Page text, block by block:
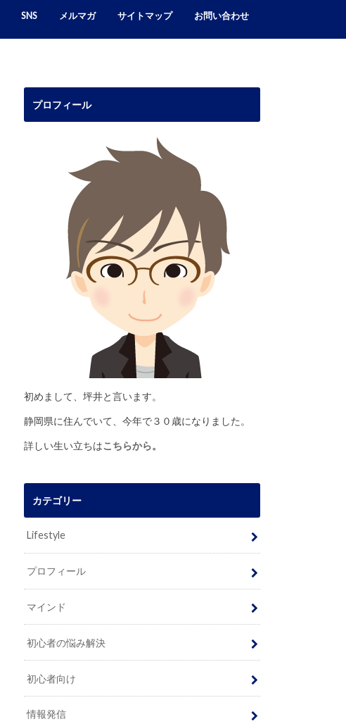
SNS
Facebook
Twitter
Instagram
メルマガ サイトマップ お問い合わせ
プロフィール
初めまして、坪井と言います。
静岡県に住んでいて、今年で３０歳になりました。
詳しい生い立ちはこちらから。
カテゴリー
Lifestyle
プロフィール
マインド
初心者の悩み解決
初心者向け
情報発信